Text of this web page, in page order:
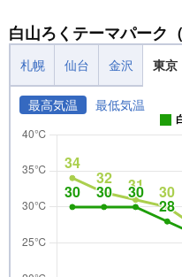
白山ろくテーマパーク
札幌 仙台 金沢 東京
最高気温 最低気温